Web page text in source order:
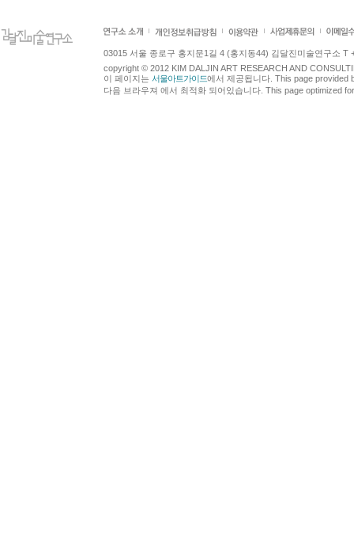
03015 서울 종로구 홍지문1길 4 (홍지동44) 김달진미술연구소 T
copyright © 2012 KIM DALJIN ART RESEARCH AND
이 페이지는 서울아트가이드에서 제공됩니다. This page provided
다음 브라우져 에서 최적화 되어있습니다. This page optimized